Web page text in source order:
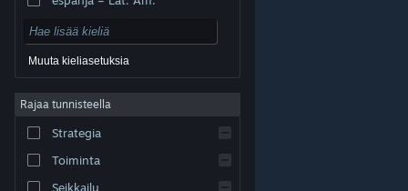
© Valve Corporation. Kaikki oikeudet pidätetään. Kaikki
Yhdysvalloissa ja kaikkialla maailmassa.
Helppokäyttötoiminnot
Hyvitykset|Evästeet
Muuta kieliasetuksia
Rajaa tunnisteella
Strategia
Toiminta
Seikkailu